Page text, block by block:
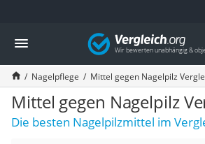
Die beliebtesten Vergleiche nach Kategorie
Drogerie
Inhalator
Haarschneider
Rollator
Braun Rasierer
Katzenklappe (Chip)
Vergleich
Nagelpflege Mittel gegen Nagelpilz
Mittel gegen Nagelpilz
Die besten Nagelpilzmittel im